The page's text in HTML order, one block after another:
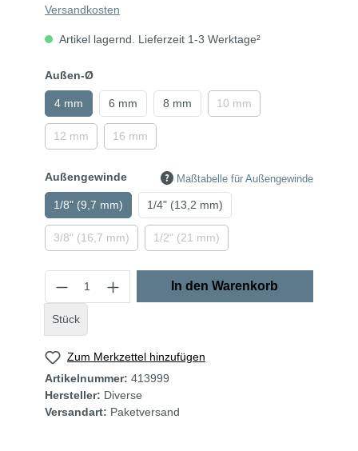
Versandkosten
Artikel lagernd. Lieferzeit 1-3 Werktage²
Außen-Ø
4 mm 6 mm 8 mm 10 mm
12 mm 16 mm
Außengewinde Maßtabelle für Außengewinde
1/8" (9,7 mm) 1/4" (13,2 mm)
3/8" (16,7 mm) 1/2" (21 mm)
Stück
In den Warenkorb
Zum Merkzettel hinzufügen
Artikelnummer: 413999
Hersteller: Diverse
Versandart: Paketversand